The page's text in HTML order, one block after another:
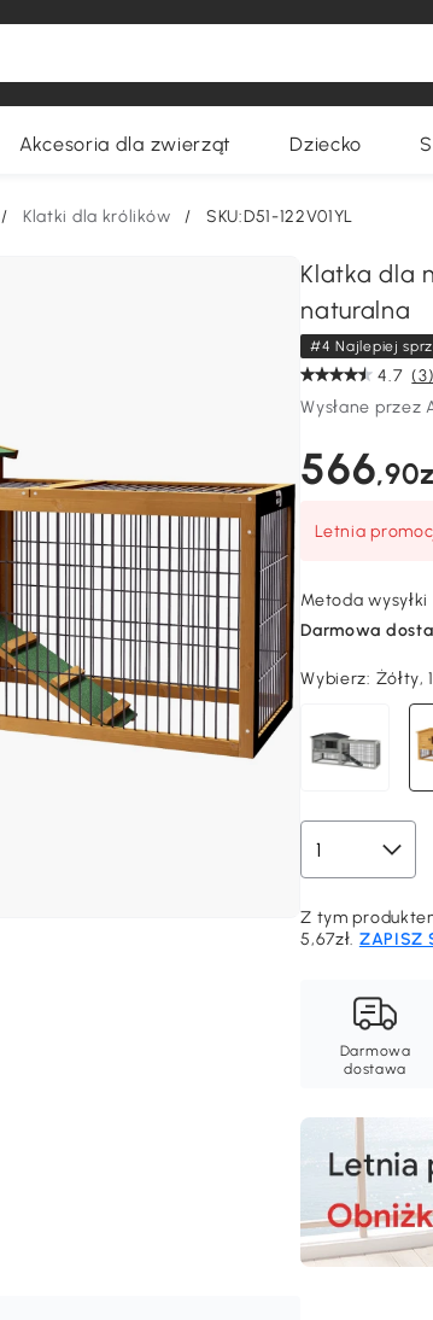
Akcesoria dla zwierząt Dziecko
/ Klatki dla królików / SKU:D51-122V01YL
Klatka dla
naturalna
#4 Najlepiej
4.7 (3)
Wysłane przez
566
Letnia
Metoda wysyłki
Darmowa
Wybierz: Żółty,
Z tym
5,67zł. ZAPISZ
Darmowa
dostawa